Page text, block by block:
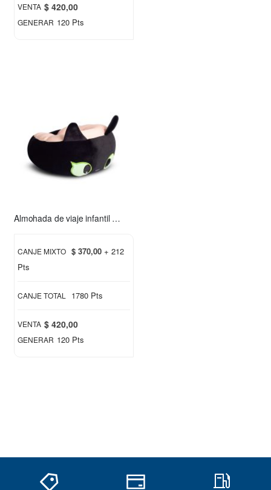
VENTA $ 420,00
GENERAR 120 Pts
Almohada de viaje infantil Chimuelo rosa
CANJE MIXTO $ 370,00 + 212
Pts
CANJE TOTAL 1780 Pts
VENTA $ 420,00
GENERAR 120 Pts